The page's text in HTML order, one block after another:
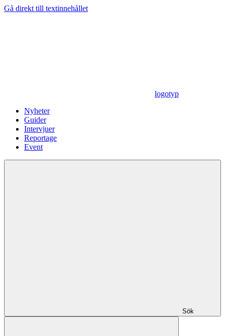
Gå direkt till textinnehållet
logotyp
Nyheter
Guider
Intervjuer
Reportage
Event
Sök